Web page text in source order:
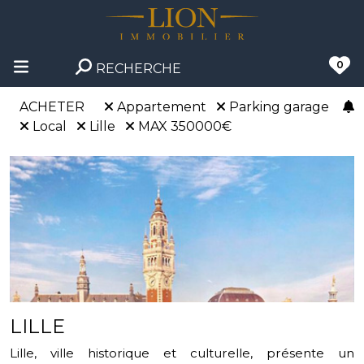
RECHERCHE 0
ACHETER Appartement
Parking garage
Local
Lille MAX 350000€
LILLE
Lille, ville historique et culturelle, présente un